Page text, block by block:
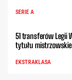
SERIE A
51 transferów Legii
tytułu
EKSTRAKLASA